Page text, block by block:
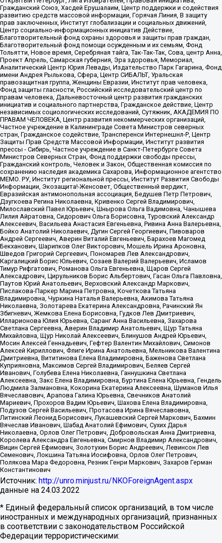
Гражданский Союз, Хасдей Ерушалаим, Центр поддержки и содействия
развитию средств массовой информации, Горячая Линия, В защиту
прав заключенных, Институт глобализации и социальных движений,
Центр социально-информационных инициатив Действие,
Благотворительный фонд охраны здоровья и защиты прав граждан,
Благотворительный фонд помощи осужденным и их семьям, Фонд
Тольятти, Новое время, Серебряная тайга, Так-Так-Так, Сова, центр Анна,
Проект Апрель, Самарская губерния, Эра здоровья, Мемориал,
Аналитический Центр Юрия Левады, Издательство Парк Гагарина, Фонд
имени Андрея Рылькова, Сфера, Центр СИБАЛЬТ, Уральская
правозащитная группа, Женщины Евразии, Институт прав человека,
Фонд защиты гласности, Российский исследовательский центр по
правам человека, Дальневосточный центр развития гражданских
инициатив и социального партнерства, Гражданское действие, Центр
независимых социологических исследований, Сутяжник, АКАДЕМИЯ ПО
ПРАВАМ ЧЕЛОВЕКА, Центр развития некоммерческих организаций,
Частное учреждение в Калининграде Совета Министров северных
стран, Гражданское содействие, Трансперенси Интернешнл-Р, Центр
Защиты Прав Средств Массовой Информации, Институт развития
прессы - Сибирь, Частное учреждение в Санкт-Петербурге Совета
Министров Северных Стран, Фонд поддержки свободы прессы,
Гражданский контроль, Человек и Закон, Общественная комиссия по
сохранению наследия академика Сахарова, Информационное агентство
МЕМО. РУ, Институт региональной прессы, Институт Развития Свободы
Информации, Экозащита!-Женсовет, Общественный вердикт,
Евразийская антимонопольная ассоциация, Бедушев Петр Петрович,
Дзугкоева Регина Николаевна, Кривенко Сергей Владимирович,
Милославский Павел Юрьевич, Шнырова Ольга Вадимовна, Чанышева
Лилия Айратовна, Сидорович Ольга Борисовна, Туровский Александр
Алексеевич, Васильева Анастасия Евгеньевна, Ривина Анна Валерьевна,
Бойко Анатолий Николаевич, Дугин Сергей Георгиевич, Пивоваров
Андрей Сергеевич, Аверин Виталий Евгеньевич, Барахоев Магомед
Бекханович, Шарипков Олег Викторович, Мошель Ирина Ароновна,
Шведов Григорий Сергеевич, Пономарев Лев Александрович,
Каргалицкий Борис Юльевич, Созаев Валерий Валерьевич, Исламов
Тимур Рифгатович, Романова Ольга Евгеньевна, Щаров Сергей
Алексадрович, Цирульников Борис Альбертович, Гасан Ольга Павловна,
Паутов Юрий Анатольевич, Верховский Александр Маркович,
Пислакова-Паркер Марина Петровна, Кочеткова Татьяна
Владимировна, Чуркина Наталья Валерьевна, Акимова Татьяна
Николаевна, Золотарева Екатерина Александровна, Рачинский Ян
Збигневич, Жемкова Елена Борисовна, Гудков Лев Дмитриевич,
Илларионова Юлия Юрьевна, Саранг Анна Васильевна, Захарова
Светлана Сергеевна, Аверин Владимир Анатольевич, Щур Татьяна
Михайловна, Щур Николай Алексеевич, Блинушов Андрей Юрьевич,
Мосин Алексей Геннадьевич, Гефтер Валентин Михайлович, Симонов
Алексей Кириллович, Флиге Ирина Анатольевна, Мельникова Валентина
Дмитриевна, Вититинова Елена Владимировна, Баженова Светлана
Куприяновна, Максимов Сергей Владимирович, Беляев Сергей
Иванович, Голубева Елена Николаевна, Ганнушкина Светлана
Алексеевна, Закс Елена Владимировна, Буртина Елена Юрьевна, Гендель
Людмила Залмановна, Кокорина Екатерина Алексеевна, Шуманов Илья
Вячеславович, Арапова Галина Юрьевна, Свечников Анатолий
Мариевич, Прохоров Вадим Юрьевич, Шахова Елена Владимировна,
Подузов Сергей Васильевич, Протасова Ирина Вячеславовна,
Литинский Леонид Борисович, Лукашевский Сергей Маркович, Бахмин
Вячеслав Иванович, Шабад Анатолий Ефимович, Сухих Дарья
Николаевна, Орлов Олег Петрович, Добровольская Анна Дмитриевна,
Королева Александра Евгеньевна, Смирнов Владимир Александрович,
Вицин Сергей Ефимович, Золотухин Борис Андреевич, Левинсон Лев
Семенович, Локшина Татьяна Иосифовна, Орлов Олег Петрович,
Полякова Мара Федоровна, Резник Генри Маркович, Захаров Герман
Константинович
Источник: http://unro.minjust.ru/NKOForeignAgent.aspx
данные на 24.03.2022
* Единый федеральный список организаций, в том числе
иностранных и международных организаций, признанных
в соответствии с законодательством Российской
Федерации террористическими: